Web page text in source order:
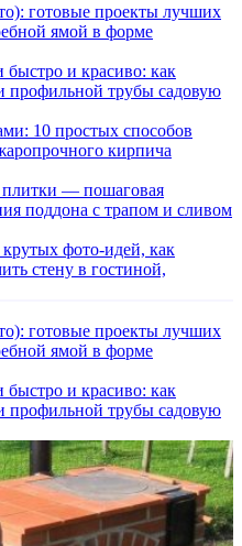
готовые проекты лучших
ямой в форме
быстро и красиво: как
профильной трубы садовую
10 простых способов
кирпича
плитки — пошаговая
поддона с трапом и сливом
фото-идей, как
стену в гостиной,
готовые проекты лучших
ямой в форме
быстро и красиво: как
профильной трубы садовую